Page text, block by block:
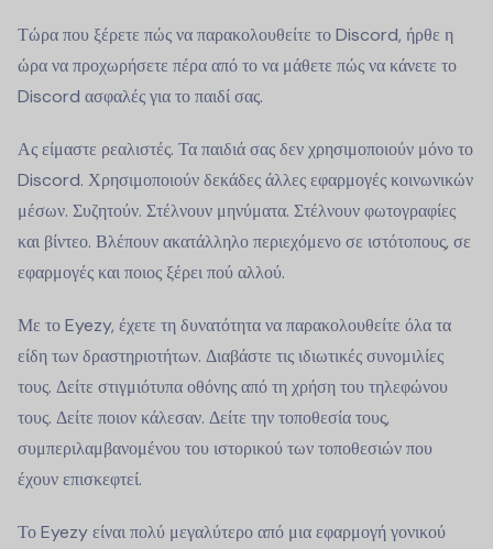
Τώρα που ξέρετε πώς να παρακολουθείτε το Discord, ήρθε η
ώρα να προχωρήσετε πέρα από το να μάθετε πώς να κάνετε το
Discord ασφαλές για το παιδί σας.
Ας είμαστε ρεαλιστές. Τα παιδιά σας δεν χρησιμοποιούν μόνο το
Discord. Χρησιμοποιούν δεκάδες άλλες εφαρμογές κοινωνικών
μέσων. Συζητούν. Στέλνουν μηνύματα. Στέλνουν φωτογραφίες
και βίντεο. Βλέπουν ακατάλληλο περιεχόμενο σε ιστότοπους, σε
εφαρμογές και ποιος ξέρει πού αλλού.
Με το Eyezy, έχετε τη δυνατότητα να παρακολουθείτε όλα τα
είδη των δραστηριοτήτων. Διαβάστε τις ιδιωτικές συνομιλίες
τους. Δείτε στιγμιότυπα οθόνης από τη χρήση του τηλεφώνου
τους. Δείτε ποιον κάλεσαν. Δείτε την τοποθεσία τους,
συμπεριλαμβανομένου του ιστορικού των τοποθεσιών που
έχουν επισκεφτεί.
Το Eyezy είναι πολύ μεγαλύτερο από μια εφαρμογή γονικού